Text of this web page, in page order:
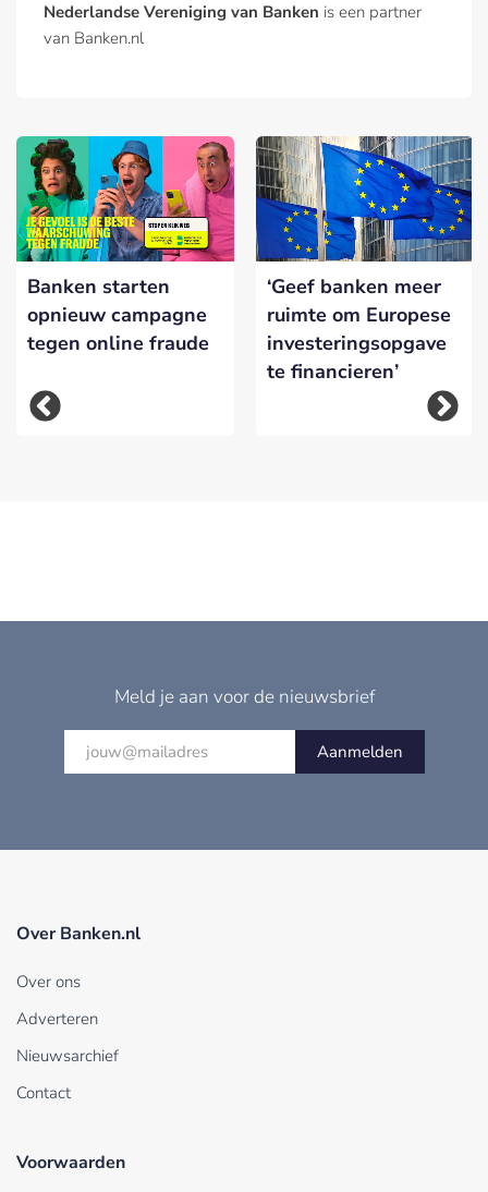
Nederlandse Vereniging van Banken is een partner
van Banken.nl
Banken starten
opnieuw campagne
tegen online fraude
‘Geef banken meer
ruimte om Europese
investeringsopgave
te financieren’
Meld je aan voor de nieuwsbrief
Aanmelden
Over Banken.nl
Over ons
Adverteren
Nieuwsarchief
Contact
Voorwaarden